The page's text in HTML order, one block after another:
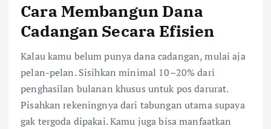
Cara Membangun Dana
Cadangan Secara Efisien
Kalau kamu belum punya dana cadangan, mulai aja
pelan-pelan. Sisihkan minimal 10–20% dari
penghasilan bulanan khusus untuk pos darurat.
Pisahkan rekeningnya dari tabungan utama supaya
gak tergoda dipakai. Kamu juga bisa manfaatkan